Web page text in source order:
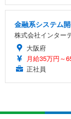
金融系システム
株式会社インター
大阪府
月給35万円～
正社員